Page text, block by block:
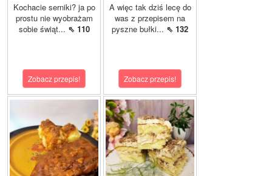
Kochacie serniki? ja po
prostu nie wyobrażam
sobie świąt... ⇖ 110
Zobacz przepis!
A więc tak dziś lecę do
was z przepisem na
pyszne bułki... ⇖ 132
Zobacz przepis!